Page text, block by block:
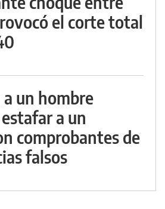
el corte total
un hombre
a un
comprobantes de
falsos